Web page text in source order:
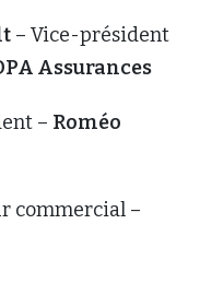
– Vice-président
Assurances
– Roméo
commercial –